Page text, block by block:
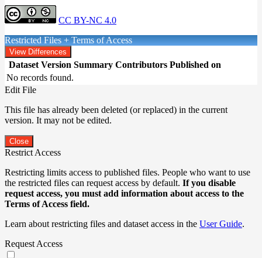
CC BY-NC 4.0
Restricted Files + Terms of Access
View Differences
Dataset Version Summary Contributors Published on
No records found.
Edit File
This file has already been deleted (or replaced) in the current
version. It may not be edited.
Close
Restrict Access
Restricting limits access to published files. People who want to use
the restricted files can request access by default. If you disable
request access, you must add information about access to the
Terms of Access field.
Learn about restricting files and dataset access in the User Guide.
Request Access